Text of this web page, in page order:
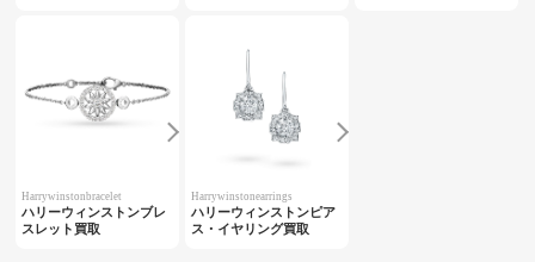
Harrywinstonbracelet
ハリーウィンストンブレ
スレット買取
Harrywinstonearrings
ハリーウィンストンピア
ス・イヤリング買取